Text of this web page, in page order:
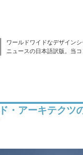
ワールドワイドなデザイン
ニュースの日本語訳版。当
・アーキテクツ